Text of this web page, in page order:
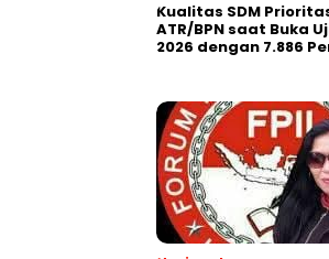
Kualitas SDM
ATR/BPN saat Buka
2026 dengan 7.886